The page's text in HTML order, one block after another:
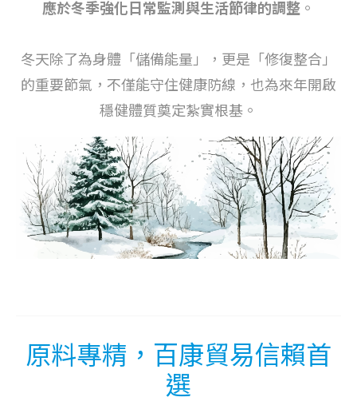
應於冬季強化日常監測與生活節律的調整 。
冬天除了為身體「儲備能量」，更是「修復整合」
的重要節氣，不僅能守住健康防線，也為來年開啟
穩健體質奠定紮實根基。
原料專精，百康貿易信賴首
選